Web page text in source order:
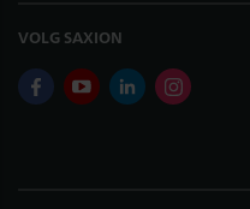
VOLG SAXION
facebookyoutubelinkedininstagram